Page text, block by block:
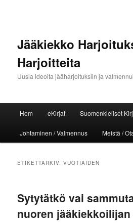
Jääkiekko
Harjoitteita
Uusia ideoita jääharjoituksiin ja
Hoppa till huvudinnehåll
Hoppa till sekundärt innehåll
Hem eKirjat Suomenkieliset
Johtaminen / Valmennus Meistä /
ETIKETTARKIV:VUOTIAIDEN
Sytytätkö vai
nuoren jääkiekkoilijan